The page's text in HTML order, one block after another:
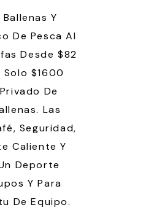
Y
De Pesca Al
Desde $82
Solo $1600
De
Las
Seguridad,
Caliente Y
Deporte
Y Para
De Equipo.